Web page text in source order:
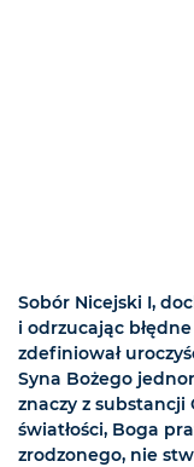
Sobór Nicejski I,
i odrzucając
zdefiniował
Syna Bożego
znaczy z substancji
światłości, Boga
zrodzonego, nie